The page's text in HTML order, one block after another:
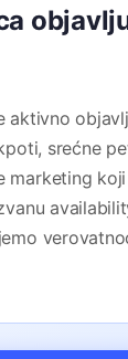
aktivno
srećne
marketing